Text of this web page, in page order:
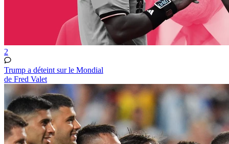
2
Trump a déteint sur le Mondial
de Fred Valet